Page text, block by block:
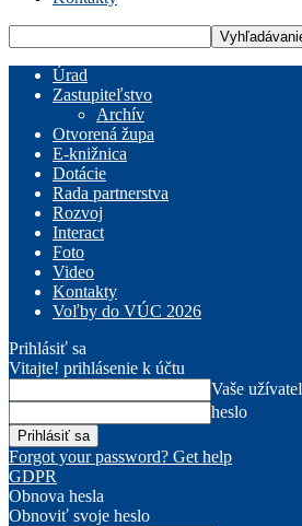
Úrad
Zastupiteľstvo
Archív
Otvorená župa
E-knižnica
Dotácie
Rada partnerstva
Rozvoj
Interact
Foto
Video
Kontakty
Voľby do VÚC 2026
Prihlásiť sa
Vitajte! prihlásenie k účtu
Vaše
heslo
Forgot your password? Get help
GDPR
Obnova hesla
Obnoviť svoje heslo